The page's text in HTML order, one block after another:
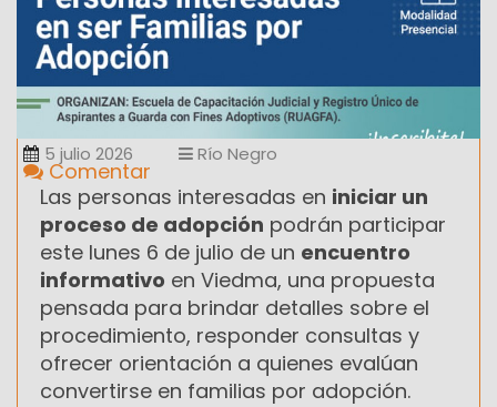
5 julio 2026 Río Negro
Comentar
Las personas interesadas en iniciar un
proceso de adopción podrán participar
este lunes 6 de julio de un encuentro
informativo en Viedma, una propuesta
pensada para brindar detalles sobre el
procedimiento, responder consultas y
ofrecer orientación a quienes evalúan
convertirse en familias por adopción.